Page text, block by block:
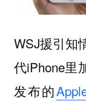
WSJ援引知
代iPhone里
发布的